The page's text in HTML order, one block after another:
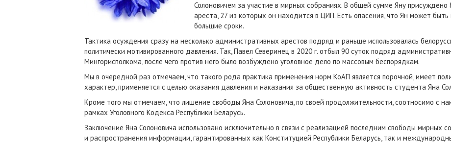
Солоновичем за участие в мирных собраниях. В общей сумме Яну присуждено
ареста, 27 из которых он находится в ЦИП. Есть опасения, что Ян может
большие сроки.
Тактика осуждения сразу на несколько административных арестов подряд и раньше использовалась
политически мотивированного давления. Так, Павел Северинец в 2020 г. отбыл 90 суток подряд
Мингорисполкома, после чего против него было возбуждено уголовное дело по массовым беспорядкам.
Мы в очередной раз отмечаем, что такого рода практика применения норм КоАП является порочной, имеет
характер, применяется с целью оказания давления и наказания за общественную активность студента Яна
Кроме того мы отмечаем, что лишение свободы Яна Солоновича, по своей продолжительности, соотносимо с
рамках Уголовного Кодекса Республики Беларусь.
Заключение Яна Солоновича использовано исключительно в связи с реализацией последним свободы мирных
и распространения информации, гарантированных как Конституцией Республики Беларусь, так и